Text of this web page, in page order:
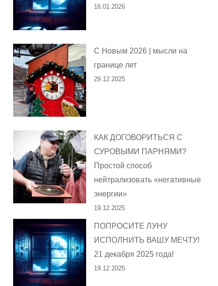
16.01.2026
С Новым 2026 | мысли на
границе лет
29.12.2025
КАК ДОГОВОРИТЬСЯ С
СУРОВЫМИ ПАРНЯМИ?
Простой способ
нейтрализовать «негативные
энергии»
19.12.2025
ПОПРОСИТЕ ЛУНУ
ИСПОЛНИТЬ ВАШУ МЕЧТУ!
21 декабря 2025 года!
19.12.2025